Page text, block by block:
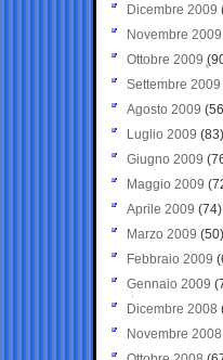
Dicembre 2009
Novembre 2009
Ottobre 2009
Settembre 2009
Agosto 2009
Luglio 2009 (83)
Giugno 2009
Maggio 2009
Aprile 2009 (74)
Marzo 2009 (50)
Febbraio 2009
Gennaio 2009
Dicembre 2008
Novembre 2008